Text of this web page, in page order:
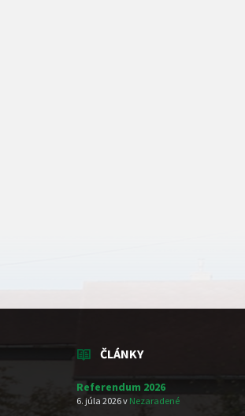
ČLÁNKY
Referendum 2026
6. júla 2026v Nezaradené